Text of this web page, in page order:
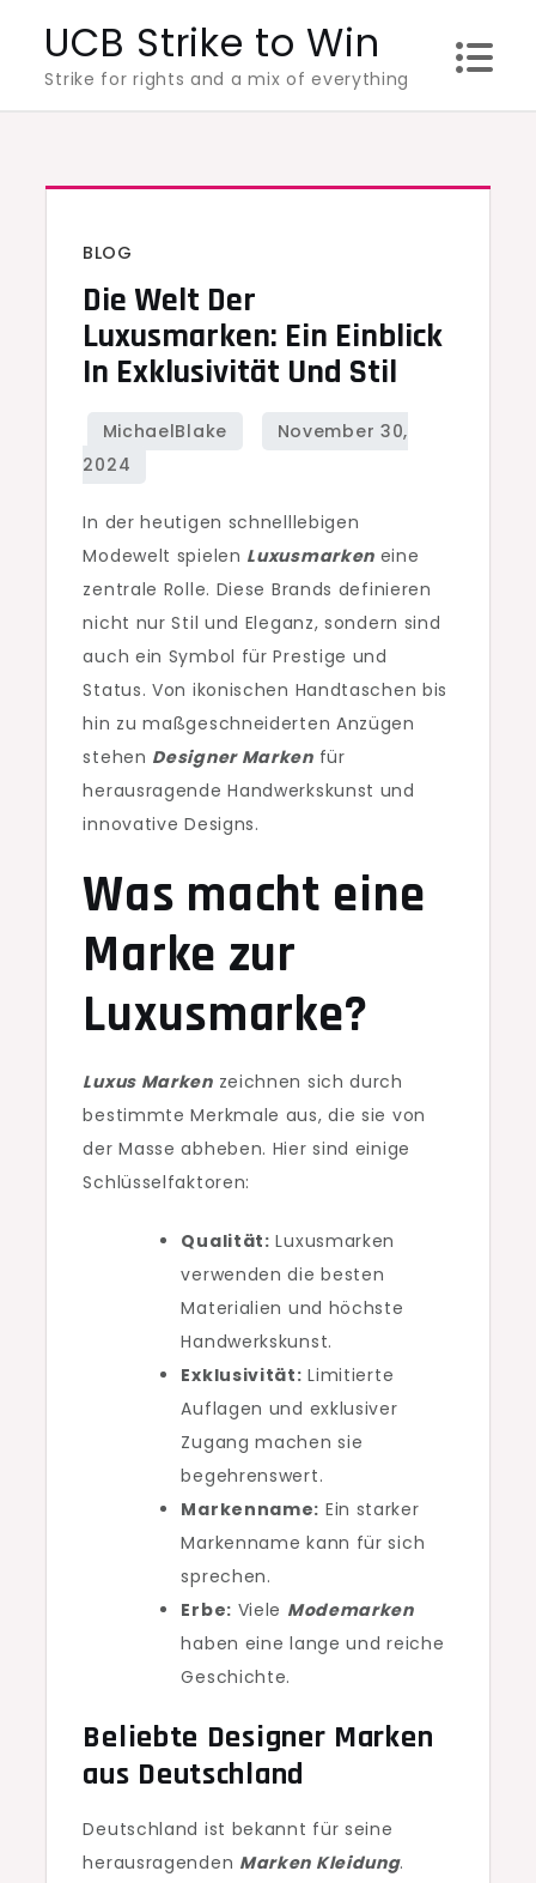
content
UCB Strike to Win
Strike for rights and a mix of everything
BLOG
Die Welt Der
Luxusmarken: Ein Einblick
In Exklusivität Und Stil
In der heutigen schnelllebigen
Modewelt spielen Luxusmarken eine
zentrale Rolle. Diese Brands definieren
nicht nur Stil und Eleganz, sondern sind
auch ein Symbol für Prestige und
Status. Von ikonischen Handtaschen bis
hin zu maßgeschneiderten Anzügen
stehen Designer Markenfür
herausragende Handwerkskunst und
innovative Designs.
Was macht eine
Marke zur
Luxusmarke?
Luxus Markenzeichnen sich durch
bestimmte Merkmale aus, die sie von
der Masse abheben. Hier sind einige
Schlüsselfaktoren:
Qualität: Luxusmarken
verwenden die besten
Materialien und höchste
Handwerkskunst.
Exklusivität: Limitierte
Auflagen und exklusiver
Zugang machen sie
begehrenswert.
Markenname: Ein starker
Markenname kann für sich
sprechen.
Erbe: Viele Modemarken
haben eine lange und reiche
Geschichte.
Beliebte Designer Marken
aus Deutschland
Deutschland ist bekannt für seine
herausragenden Marken Kleidung.